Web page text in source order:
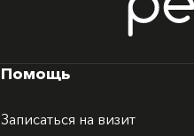
Помощь
Записаться на визит